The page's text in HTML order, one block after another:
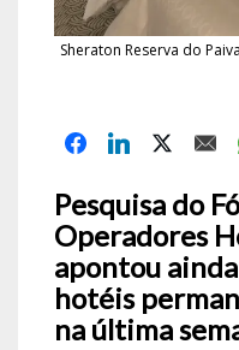
Sheraton Reserva do
Pesquisa do
Operadores
apontou
hotéis
na última